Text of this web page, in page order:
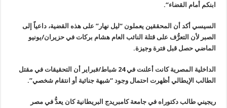
ابنكم أمام القضاء“.
السيسي أكد أن المحققين يعملون “ليل نهار” على هذه القضية، داعياً إلى
الصبر لأن التعرُّف على قتلة النائب العام هشام بركات في حزيران/يونيو
الماضي حصل قبل فترة وجيزة.
الداخلية المصرية كانت أعلنت في 24 شباط/فبراير أن التحقيقات في مقتل
الطالب الإيطالي أظهرت احتمال وجود “شبهة جنائية أو انتقام شخصي”.
ريجيني طالب دكتوراه في جامعة كامبريدج البريطانية كان يعدُّ في مصر